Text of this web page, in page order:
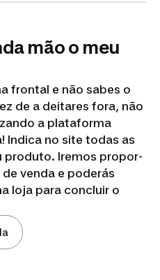
mão o meu
frontal e não sabes o
de a deitares fora, não
a plataforma
Indica no site todas as
produto. Iremos propor-
venda e poderás
loja para concluir o